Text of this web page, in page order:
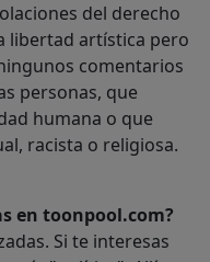
del derecho
libertad artística pero
comentarios
personas, que
humana o que
racista o religiosa.
en toonpool.com?
Si te interesas